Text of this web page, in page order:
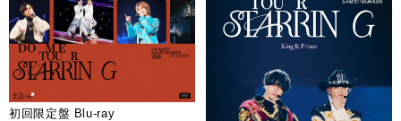
初回限定盤 Blu-ray